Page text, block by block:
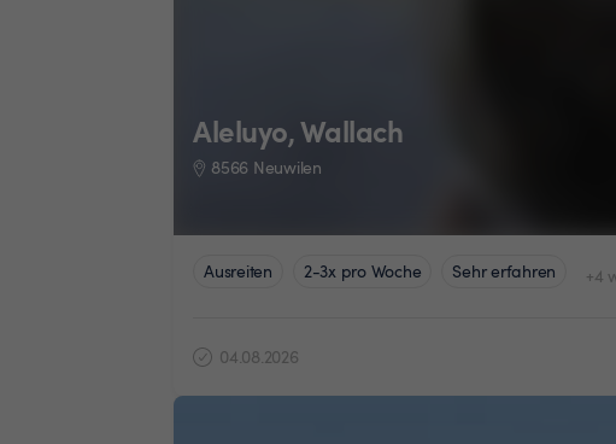
Aleluyo, Wallach
8566 Neuwilen
Ausreiten 2-3x pro Woche Sehr erfahren +4
04.08.2026